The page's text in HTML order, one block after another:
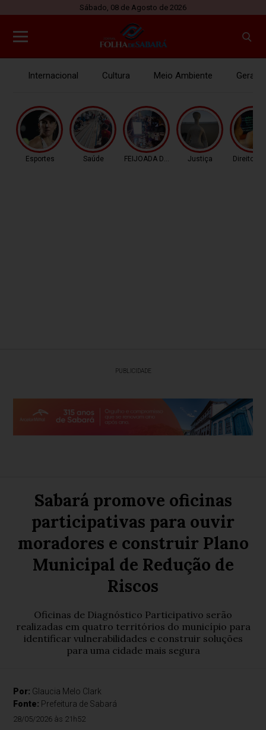
Sábado, 08 de Agosto de 2026
Internacional Cultura Meio Ambiente Gerais
Esportes Saúde FEIJOADA DA PROPAGAN
Justiça Direitos
PUBLICIDADE
Sabará promove oficinas
participativas para ouvir
moradores e construir Plano
Municipal de Redução de
Riscos
Oficinas de Diagnóstico Participativo serão
realizadas em quatro territórios do município para
identificar vulnerabilidades e construir soluções
para uma cidade mais segura
Por: Glaucia Melo Clark
Fonte: Prefeitura de Sabará
28/05/2026 às 21h52